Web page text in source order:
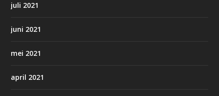
juli 2021
juni 2021
mei 2021
april 2021